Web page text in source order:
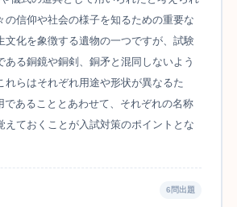
の信仰や社会の様子を知るための重要な
文化を象徴する遺物の一つですが、試験
ある銅鏡や銅剣、銅矛と混同しないよう
れらはそれぞれ用途や形状が異なるた
であることとあわせて、それぞれの名称
えておくことが入試対策のポイントとな
6問出題